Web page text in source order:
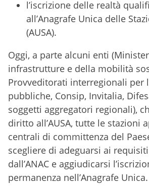
l’iscrizione delle realtà
all’Anagrafe Unica delle
(AUSA).
Oggi, a parte alcuni enti
infrastrutture e della mobilità
Provveditorati interregionali per
pubbliche, Consip, Invitalia,
soggetti aggregatori regionali),
diritto all’AUSA, tutte le stazioni
centrali di committenza del
scegliere di adeguarsi ai
dall’ANAC e aggiudicarsi
permanenza nell’Anagrafe Unica.